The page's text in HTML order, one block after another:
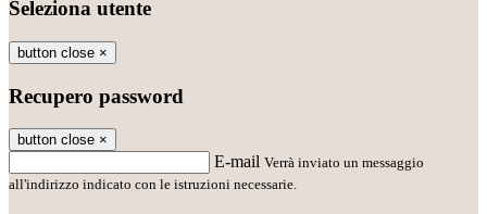
Seleziona utente
button close ×
Recupero password
button close ×
E-mail Verrà inviato un messaggio
all'indirizzo indicato con le istruzioni necessarie.